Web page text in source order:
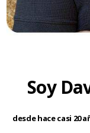
Soy
desde hace casi 20